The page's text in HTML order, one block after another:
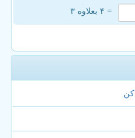
= ۴ بعلاوه ۳
کن